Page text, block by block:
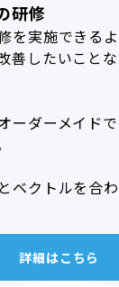
研修
を実施できるよ
善したいこと
ーダーメイド
ベクトルを合
詳細はこちら